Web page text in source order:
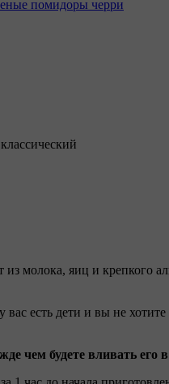
из молока, яиц и
есть дети и вы не
чем будете вливать